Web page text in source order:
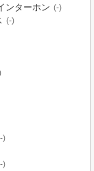
ンターホン (-)
(-)
)
)